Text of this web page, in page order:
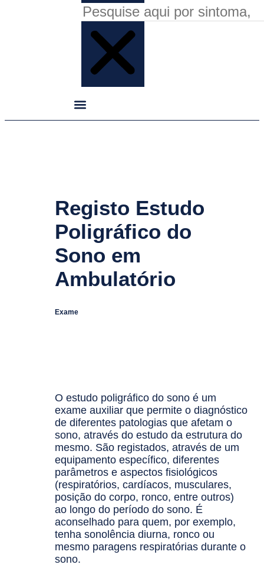
Registo Estudo
Poligráfico do
Sono em
Ambulatório
Exame
O estudo poligráfico do sono é um
exame auxiliar que permite o diagnóstico
de diferentes patologias que afetam o
sono, através do estudo da estrutura do
mesmo. São registados, através de um
equipamento específico, diferentes
parâmetros e aspectos fisiológicos
(respiratórios, cardíacos, musculares,
posição do corpo, ronco, entre outros)
ao longo do período do sono. É
aconselhado para quem, por exemplo,
tenha sonolência diurna, ronco ou
mesmo paragens respiratórias durante o
sono.